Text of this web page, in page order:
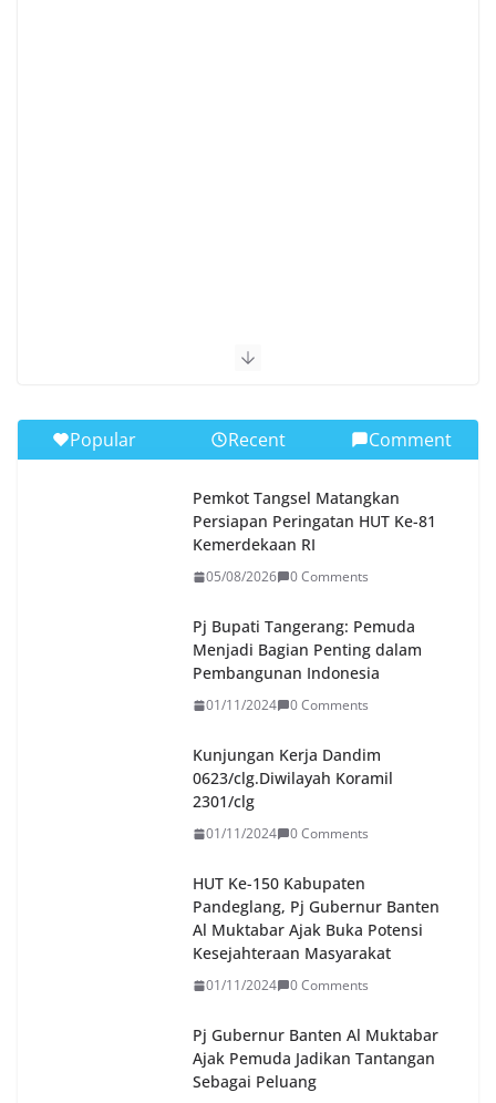
Popular Recent Comment
Pemkot Tangsel Matangkan
Persiapan Peringatan HUT Ke-81
Kemerdekaan RI
05/08/2026 0 Comments
Pj Bupati Tangerang: Pemuda
Menjadi Bagian Penting dalam
Pembangunan Indonesia
01/11/2024 0 Comments
Kunjungan Kerja Dandim
0623/clg.Diwilayah Koramil
2301/clg
01/11/2024 0 Comments
HUT Ke-150 Kabupaten
Pandeglang, Pj Gubernur Banten
Al Muktabar Ajak Buka Potensi
Kesejahteraan Masyarakat
01/11/2024 0 Comments
Pj Gubernur Banten Al Muktabar
Ajak Pemuda Jadikan Tantangan
Sebagai Peluang